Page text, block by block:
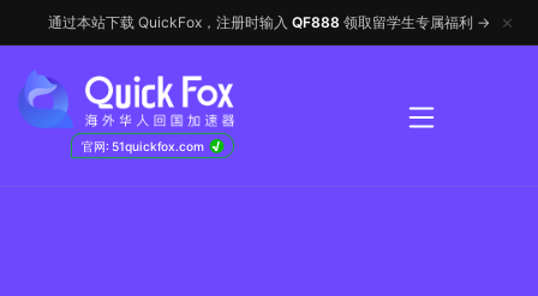
通过本站下载 QuickFox，注册时输入 QF888 领取留学生专属福利 → ✕
官网: 51quickfox.com √